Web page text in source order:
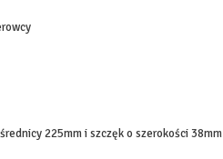
225mm i szczęk o szerokości 38mm